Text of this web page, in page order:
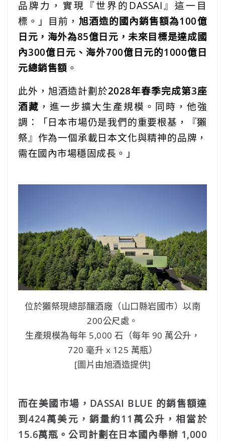
品牌力，實現『世界的DASSAI』這一目
標。」目前， 旭酒造的國內銷售額為100億
日元，海外為85億日元，未來目標是達成國
內300億日元、海外700億日元的1000億日
元總銷售額 。
此外，旭酒造計劃於2028年春季完成第3座
酒藏 ，進一步擴大生產規模。同時，他強
調：「日本市場仍是我們的重要根基，『獺
祭』作為一個承載日本文化與精神的品牌，
需在國內市場穩固成長。」
位於獺祭現總部釀酒廠（山口縣岩國市）以南
200公尺處。
生產規模為每年 5,000 石（每年 90 萬公升，
720 毫升 x 125 萬瓶）
[圖片由旭酒造提供]
而在美國市場，DASSAI BLUE 的銷售額達
到424萬美元，銷量約11萬公升，相當於
15.6萬瓶。公司計劃在日本國內舉辦 1,000